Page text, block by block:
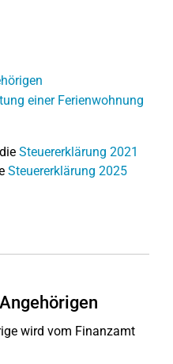
einer Ferienwohnung
Steuererklärung 2021
Steuererklärung 2025
wird vom Finanzamt